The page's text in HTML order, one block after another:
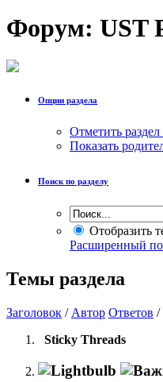
Форум: UST
Опции раздела
Отметить
Показать
Поиск по разделу
Отобразить
Расширенный
Темы раздела
Заголовок / Автор Ответов /
Sticky Threads